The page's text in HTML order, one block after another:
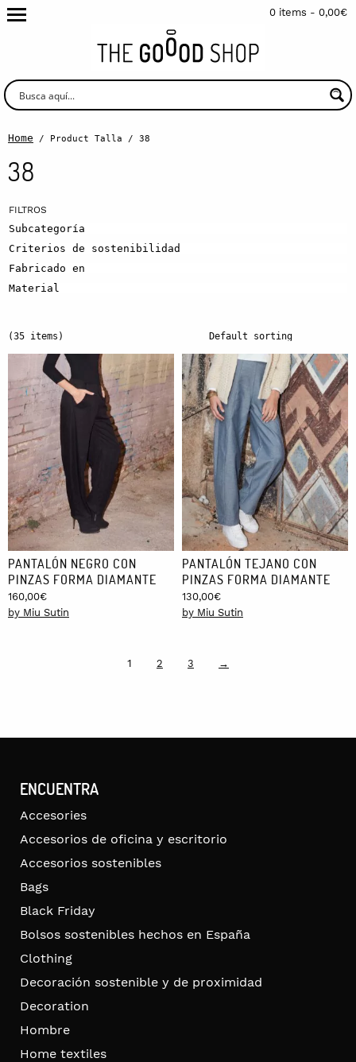
0 items - 0,00€
Home / Product Talla / 38
38
Subcategoría
Criterios de sostenibilidad
Fabricado en
Material
(35 items)
PANTALÓN NEGRO CON
PINZAS FORMA DIAMANTE
160,00€
by Miu Sutin
PANTALÓN TEJANO CON
PINZAS FORMA DIAMANTE
130,00€
by Miu Sutin
1 2 3 →
ENCUENTRA
Accesories
Accesorios de oficina y escritorio
Accesorios sostenibles
Bags
Black Friday
Bolsos sostenibles hechos en España
Clothing
Decoración sostenible y de proximidad
Decoration
Hombre
Home textiles